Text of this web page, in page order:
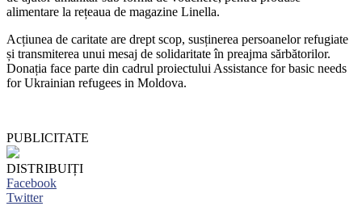
alimentare la rețeaua de magazine Linella.
Acțiunea de caritate are drept scop, susținerea persoanelor refugiate
și transmiterea unui mesaj de solidaritate în preajma sărbătorilor.
Donația face parte din cadrul proiectului Assistance for basic needs
for Ukrainian refugees in Moldova.
PUBLICITATE
DISTRIBUIȚI
Facebook
Twitter